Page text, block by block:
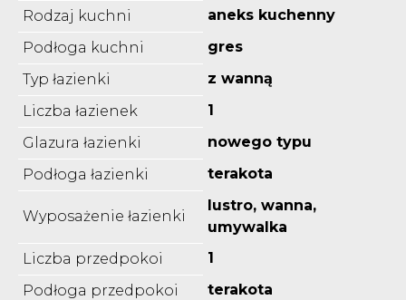
Rodzaj kuchni
aneks kuchenny
Podłoga kuchni
gres
Typ łazienki
z wanną
Liczba łazienek
1
Glazura łazienki
nowego typu
Podłoga łazienki
terakota
Wyposażenie łazienki
lustro, wanna,
umywalka
Liczba przedpokoi
1
Podłoga przedpokoi
terakota